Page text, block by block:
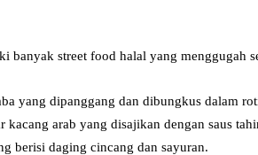
banyak street food halal yang menggugah
yang dipanggang dan dibungkus dalam
kacang arab yang disajikan dengan saus
berisi daging cincang dan sayuran.